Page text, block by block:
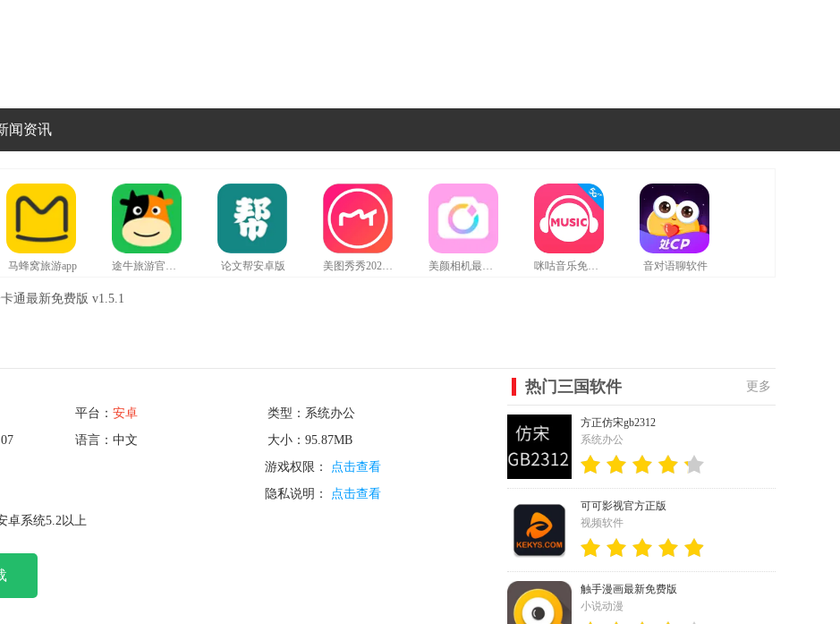
闻资讯
马蜂窝旅游app 途牛旅游官网版 论文帮安卓版 美图秀秀2024最新版 美颜相机最新版 咪咕音乐免费版 音对语聊软件
通最新免费版 v1.5.1
平台： 安卓
类型：系统办公
语言：中文
大小：95.87MB
游戏权限： 点击查看
隐私说明： 点击查看
卓系统5.2以上
热门三国软件 更多
方正仿宋gb2312
系统办公
可可影视官方正版
视频软件
触手漫画最新免费版
小说动漫